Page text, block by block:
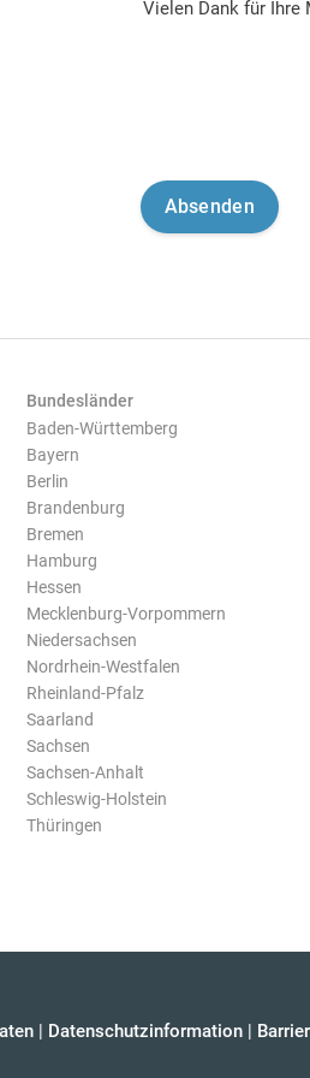
Vielen Dank für Ihre
Bundesländer
Baden-Württemberg
Bayern
Berlin
Brandenburg
Bremen
Hamburg
Hessen
Mecklenburg-Vorpommern
Niedersachsen
Nordrhein-Westfalen
Rheinland-Pfalz
Saarland
Sachsen
Sachsen-Anhalt
Schleswig-Holstein
Thüringen
| Datenschutzinformation |